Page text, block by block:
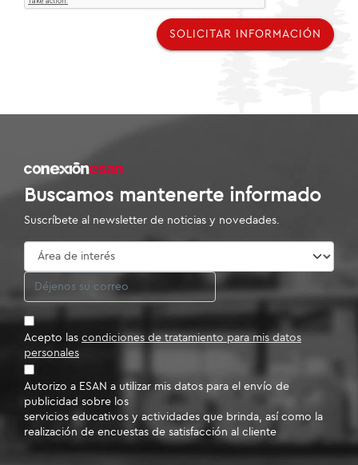
SOLICITAR INFORMACIÓN
Buscamos mantenerte informado
Suscríbete al newsletter de noticias y novedades.
Acepto las condiciones de tratamiento para mis datos
personales
Autorizo a ESAN a utilizar mis datos para el envío de
publicidad sobre los
servicios educativos y actividades que brinda, así como la
realización de encuestas de satisfacción al cliente